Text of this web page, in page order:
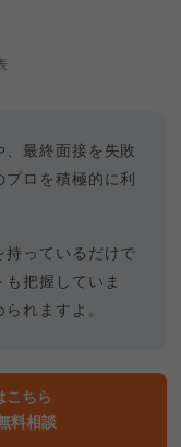
最終面接を失敗
ロを積極的に利
持っているだけで
把握していま
れますよ。
こちら
料相談